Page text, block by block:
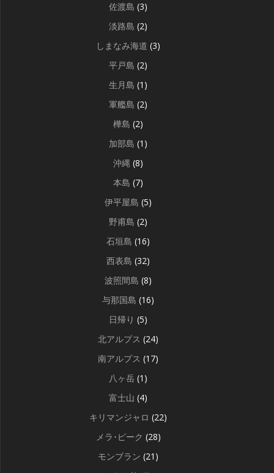
佐渡島 (3)
淡路島 (2)
しまなみ海道 (3)
平戸島 (2)
生月島 (1)
軍艦島 (2)
樺島 (2)
加部島 (1)
沖縄 (8)
本島 (7)
伊平屋島 (5)
野甫島 (2)
石垣島 (16)
西表島 (32)
波照間島 (8)
与那国島 (16)
日帰り (5)
北アルプス (24)
南アルプス (17)
八ヶ岳 (1)
富士山 (4)
キリマンジャロ (22)
メラ･ピーク (28)
モンブラン (21)